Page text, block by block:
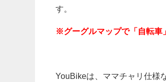
す。
※グーグルマップで「自転車
YouBikeは、ママチャリ仕様